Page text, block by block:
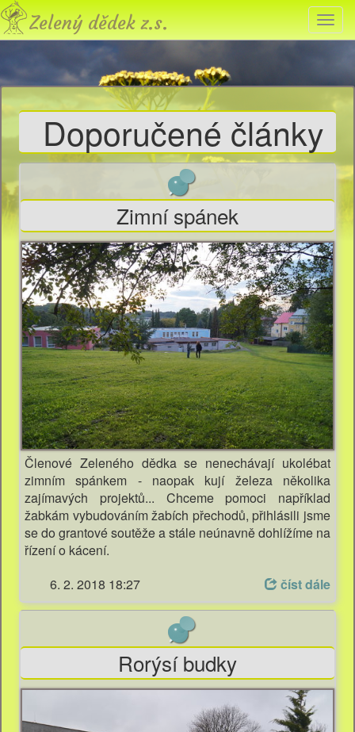
Zelený
dědek,
o.
Doporučené články
Zimní spánek
Členové Zeleného dědka se nenechávají ukolébat
zimním spánkem - naopak kují železa několika
zajímavých projektů... Chceme pomoci například
žabkám vybudováním žabích přechodů, přihlásili jsme
se do grantové soutěže a stále neúnavně dohlížíme na
řízení o kácení.
6. 2. 2018 18:27
číst dále
Rorýsí budky